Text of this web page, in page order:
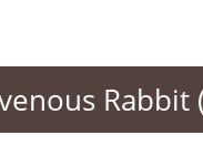
Rabbit